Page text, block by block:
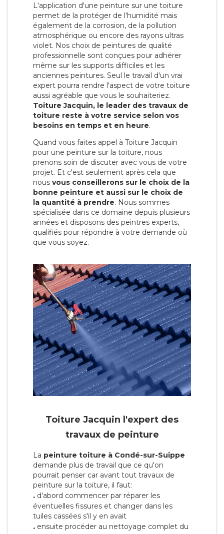
L'application d'une peinture sur une toiture
permet de la protéger de l'humidité mais
également de la corrosion, de la pollution
atmosphérique ou encore des rayons ultras
violet. Nos choix de peintures de qualité
professionnelle sont conçues pour adhérer
même sur les supports difficiles et les
anciennes peintures. Seul le travail d'un vrai
expert pourra rendre l'aspect de votre toiture
aussi agréable que vous le souhaiteriez.
Toiture Jacquin, le leader des travaux de
toiture reste à votre service selon vos
besoins en temps et en heure.
Quand vous faites appel à Toiture Jacquin
pour une peinture sur la toiture, nous
prenons soin de discuter avec vous de votre
projet. Et c'est seulement après cela que
nous vous conseillerons sur le choix de la
bonne peinture et aussi sur le choix de
la quantité à prendre. Nous sommes
spécialisée dans ce domaine depuis plusieurs
années et disposons des peintres experts,
qualifiés pour répondre à votre demande où
que vous soyez.
Toiture Jacquin l'expert des
travaux de peinture
La peinture toiture à Condé-sur-Suippe
demande plus de travail que ce qu'on
pourrait penser car avant tout travaux de
peinture sur la toiture, il faut:
. d'abord commencer par réparer les
éventuelles fissures et changer dans les
tuiles cassées s'il y en avait
. ensuite procéder au nettoyage complet du